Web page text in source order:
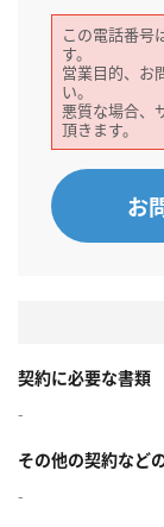
この電話番号
す。
営業目的、お
い。
悪質な場合、
頂きます。
お
契約に必要な書類
-
その他の契約など
-